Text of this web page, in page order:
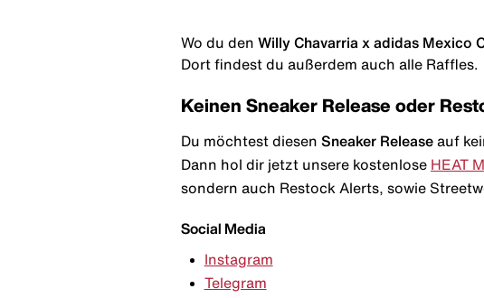
Wo du den Willy Chavarria x adidas Mexico
Dort findest du außerdem auch alle Raffles.
Keinen Sneaker Release oder
Du möchtest diesen Sneaker Release auf
Dann hol dir jetzt unsere kostenlose HEAT
sondern auch Restock Alerts, sowie
Social Media
Instagram
Telegram